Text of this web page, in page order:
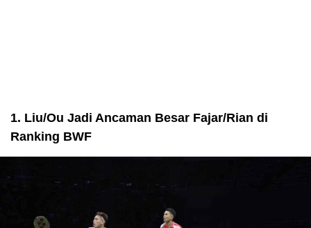
1. Liu/Ou Jadi Ancaman Besar Fajar/Rian di
Ranking BWF